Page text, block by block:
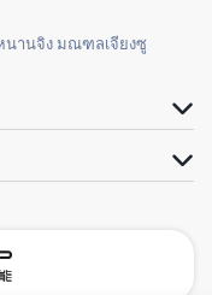
หนานจิง มณฑลเจียงซู